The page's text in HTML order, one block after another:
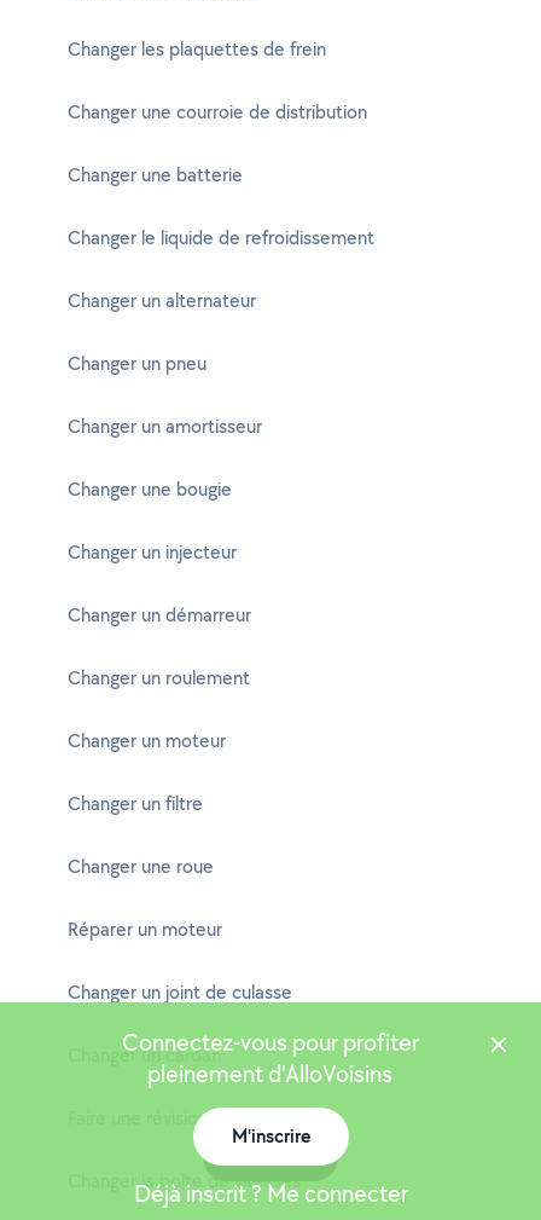
Changer les plaquettes de frein
Changer une courroie de distribution
Changer une batterie
Changer le liquide de refroidissement
Changer un alternateur
Changer un pneu
Changer un amortisseur
Changer une bougie
Changer un injecteur
Changer un démarreur
Changer un roulement
Changer un moteur
Changer un filtre
Changer une roue
Réparer un moteur
Changer un joint de culasse
Changer un cardan
Faire une révision de voiture
Changer la boîte de vitesses
Connectez-vous pour profiter
pleinement d'AlloVoisins
M'inscrire
Déjà inscrit ? Me connecter